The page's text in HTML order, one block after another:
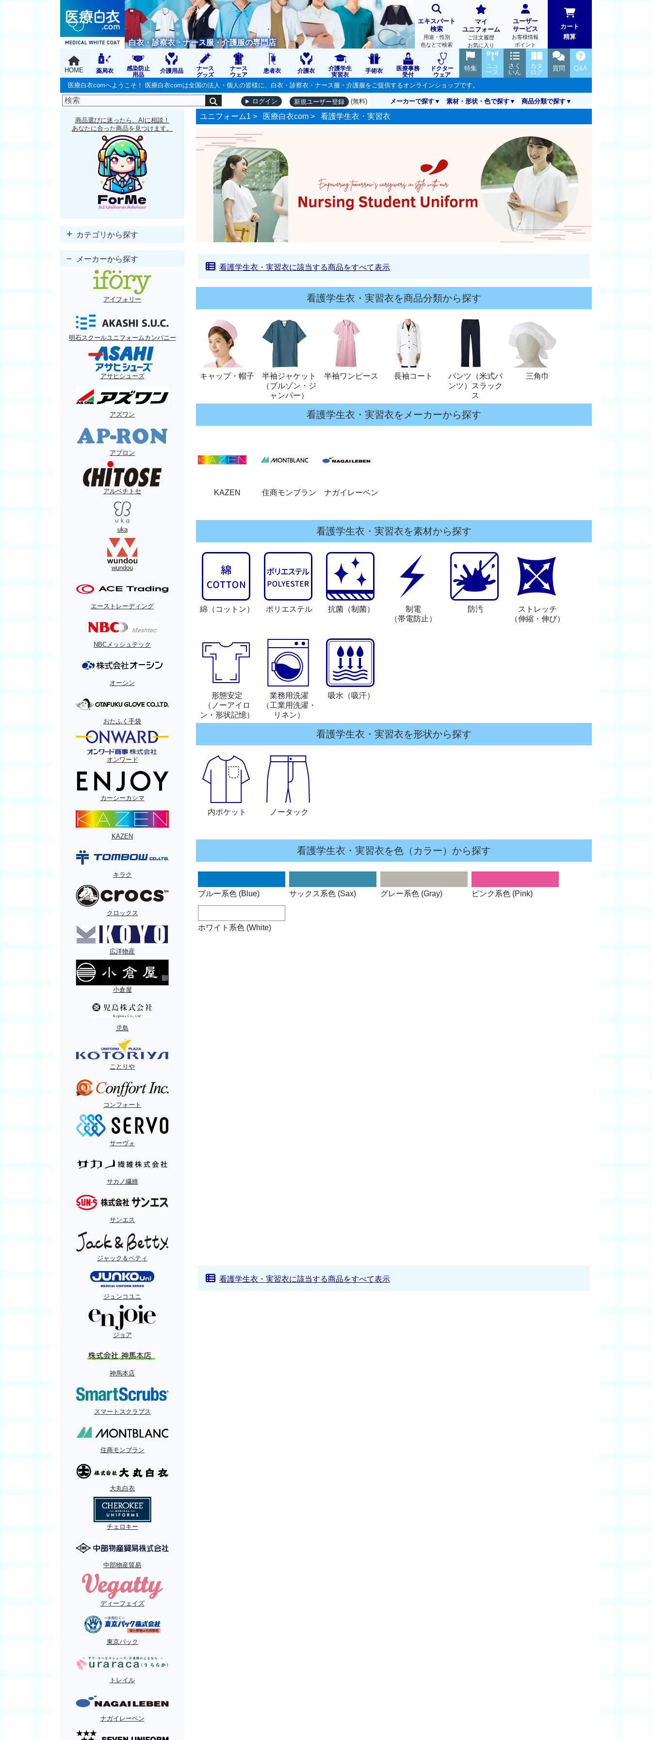
白衣・診察衣・ナース服・介護服の専門店
エキスパート
検索
用途・性別
色などで検索
マイ
ユニフォーム
ご注文履歴
お気に入り
ユーザー
サービス
お客様情報
ポイント
カート
精算
HOME 薬局衣
感染防止
用品
介護用品
ナース
グッズ
ナース
ウェア
患者衣 介護衣
介護学生
実習衣
手術衣
医療事務
受付
ドクター
ウェア
Q&A
質問
カタ
ログ
さく
いん
ニュ
ース
特集
医療白衣comへようこそ！ 医療白衣comは全国の法人・個人の皆様に、白衣・診察衣・ナース服・介護服をご提供するオンラインショップです。
ログイン 新規ユーザー登録 (無料) メーカーで探す 素材・形状・色で探す 商品分類で探す
商品選びに迷ったら、AIに相談！
あなたに合った商品を見つけます。
カテゴリから探す
メーカーから探す
アイフォリー
明石スクールユニフォームカンパニー
アサヒシューズ
アズワン
アプロン
アルベチトセ
uka
wundou
エーストレーディング
NBCメッシュテック
オーシン
おたふく手袋
オンワード
カーシーカシマ
KAZEN
キラク
クロックス
広洋物産
小倉屋
児島
ことりや
コンフォート
サーヴォ
サカノ繊維
サンエス
ジャック＆ベティ
ジュンコユニ
ジョア
神馬本店
スマートスクラブス
住商モンブラン
大丸白衣
チェロキー
中部物産貿易
ディーフェイズ
東京パック
トレイル
ナガイレーベン
ユニフォーム1 > 医療白衣com > 看護学生衣・実習衣
看護学生衣・実習衣に該当する商品をすべて表示
看護学生衣・実習衣を商品分類から探す
キャップ・帽子
半袖ジャケット
（ブルゾン・ジ
ャンパー）
半袖ワンピース 長袖コート
パンツ（米式パ
ンツ）スラック
ス
三角巾
看護学生衣・実習衣をメーカーから探す
KAZEN 住商モンブラン ナガイレーベン
看護学生衣・実習衣を素材から探す
綿 （コットン） ポリエステル 抗菌 （制菌）
制電
（帯電防止）
防汚
ストレッチ
（伸縮・伸び）
形態安定
（ノーアイロ
ン・形状記憶）
業務用洗濯
（工業用洗濯・
リネン）
吸水 （吸汗）
看護学生衣・実習衣を形状から探す
内ポケット ノータック
看護学生衣・実習衣を色（カラー）から探す
ブルー系色 (Blue) サックス系色 (Sax) グレー系色 (Gray) ピンク系色 (Pink)
ホワイト系色 (White)
看護学生衣・実習衣に該当する商品をすべて表示